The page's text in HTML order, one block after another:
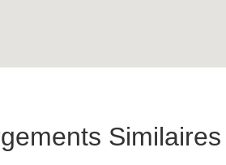
Similaires